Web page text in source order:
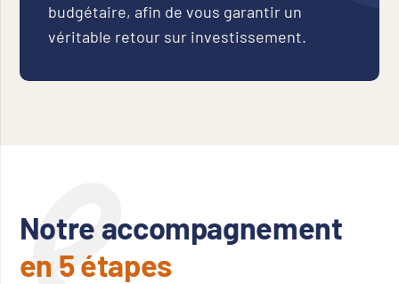
budgétaire, afin de vous garantir un
véritable retour sur investissement.
Notre accompagnement
en 5 étapes